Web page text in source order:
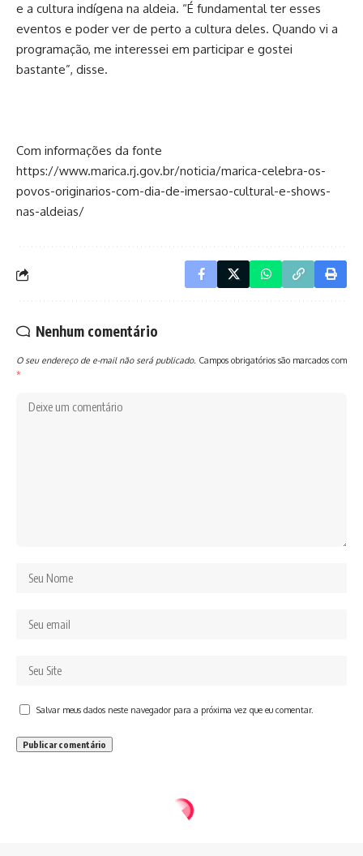
e a cultura indígena na aldeia. “É fundamental ter esses
eventos e poder ver de perto a cultura deles. Quando vi a
programação, me interessei em participar e gostei
bastante”, disse.
Com informações da fonte
https://www.marica.rj.gov.br/noticia/marica-celebra-os-
povos-originarios-com-dia-de-imersao-cultural-e-shows-
nas-aldeias/
Nenhum comentário
O seu endereço de e-mail não será publicado. Campos obrigatórios são marcados com
*
Salvar meus dados neste navegador para a próxima vez que eu comentar.